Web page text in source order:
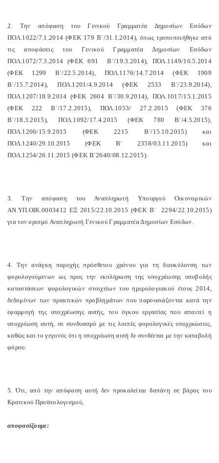
2. Την απόφαση του Γενικού Γραμματέα Δημοσίων Εσόδων
ΠΟΛ.1022/7.1.2014 (ΦΕΚ 179 Β΄/31.1.2014), όπως τροποποιήθηκε από
τις αποφάσεις του Γενικού Γραμματέα Δημοσίων Εσόδων
ΠΟΛ.1072/7.3.2014 (ΦΕΚ 691
Β΄/19.3.2014), ΠΟΛ.1149/16.5.2014
(ΦΕΚ 1299 Β΄/22.5.2014), ΠΟΛ.1176/14.7.2014 (ΦΕΚ 1909
Β΄/15.7.2014), ΠΟΛ.1201/4.9.2014 (ΦΕΚ 2533 Β΄/23.9.2014),
ΠΟΛ.1207/18.9.2014 (ΦΕΚ 2604 Β΄/30.9.2014), ΠΟΛ.1017/15.1.2015
(ΦΕΚ 222 Β΄/17.2.2015), ΠΟΛ.1053/ 27.2.2015 (ΦΕΚ 376
Β΄/18.3.2015), ΠΟΛ.1092/17.4.2015 (ΦΕΚ 780 Β΄/4.5.2015),
ΠΟΛ.1206/15.9.2015 (ΦΕΚ 2215 Β΄/15.10.2015) και
ΠΟΛ.1240/29.10.2015 (ΦΕΚ Β΄ 2358/03.11.2015) και
ΠΟΛ.1254/26.11.2015 (ΦΕΚ Β΄2640/08.12.2015).
3. Την απόφαση του Αναπληρωτή Υπουργού Οικονομικών
ΑΝ.ΥΠ.ΟΙΚ.0003412 ΕΞ 2015/22.10.2015 (ΦΕΚ Β΄
2294/22.10.2015)
για τον ορισμό Αναπληρωτή Γενικού Γραμματέα Δημοσίων Εσόδων.
4. Την ανάγκη παροχής πρόσθετου χρόνου για τη διευκόλυνση των
φορολογούμενων ως προς την εκπλήρωση της υποχρέωσης υποβολής
καταστάσεων φορολογικών στοιχείων του ημερολογιακού έτους 2014,
δεδομένων των πρακτικών προβλημάτων που παρουσιάζονται κατά την
εφαρμογή της υποχρέωσης αυτής, του όγκου εργασίας που απαιτεί η
υποχρέωση αυτή, σε συνδυασμό με τις λοιπές φορολογικές υποχρεώσεις,
καθώς και το γεγονός ότι η υποχρέωση αυτή δε συνδέεται με την καταβολή
φόρου.
5. Ότι, από την απόφαση αυτή δεν προκαλείται δαπάνη σε βάρος του
Κρατικού Προϋπολογισμού,
αποφασίζουμε: